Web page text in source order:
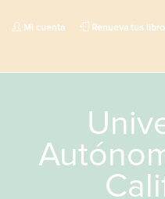
Mi cuenta Renueva tus